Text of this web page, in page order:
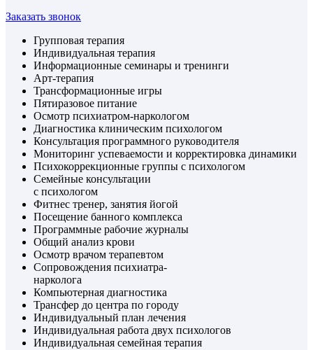
Заказать звонок
Групповая терапия
Индивидуальная терапия
Информационные семинары и тренинги
Арт-терапия
Трансформационные игры
Пятиразовое питание
Осмотр психиатром-наркологом
Диагностика клиническим психологом
Консультация программного руководителя
Мониторинг успеваемости и корректировка динамики
Психокоррекционные группы с психологом
Семейные консультации
с психологом
Фитнес тренер, занятия йогой
Посещение банного комплекса
Программные рабочие журналы
Общий анализ крови
Осмотр врачом терапевтом
Сопровождения психиатра-
нарколога
Компьютерная диагностика
Трансфер до центра по городу
Индивидуальный план лечения
Индивидуальная работа двух психологов
Индивидуальная семейная терапия